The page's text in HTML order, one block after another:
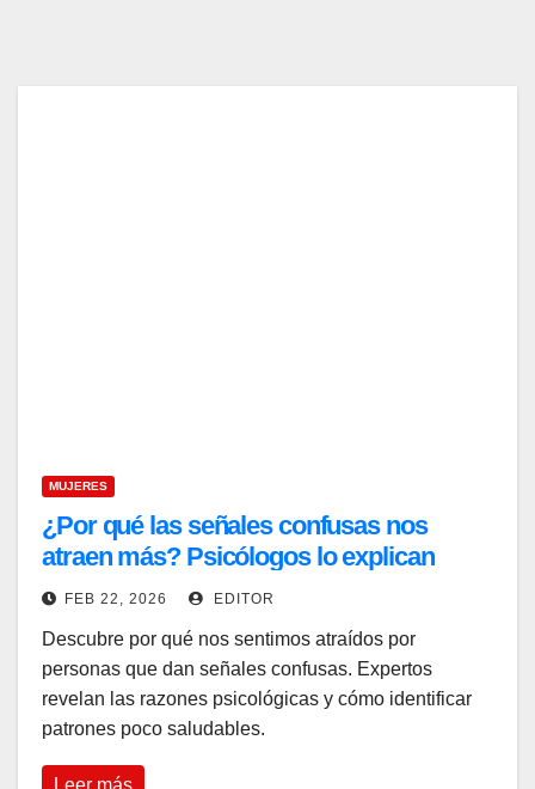
MUJERES
¿Por qué las señales confusas nos
atraen más? Psicólogos lo explican
FEB 22, 2026 EDITOR
Descubre por qué nos sentimos atraídos por
personas que dan señales confusas. Expertos
revelan las razones psicológicas y cómo identificar
patrones poco saludables.
Leer más